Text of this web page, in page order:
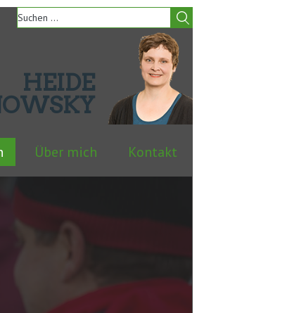
HEIDE
Über mich Kontakt